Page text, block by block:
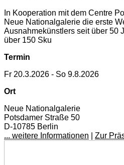
In Kooperation mit dem Centre
Neue Nationalgalerie die erste
Ausnahmekünstlers seit über 50
über 150 Sku
Termin
Fr 20.3.2026 - So 9.8.2026
Ort
Neue Nationalgalerie
Potsdamer Straße 50
D-10785 Berlin
... weitere Informationen
Zur